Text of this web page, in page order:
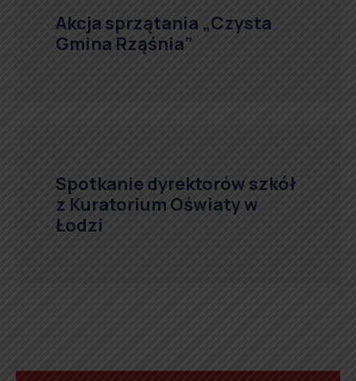
Akcja sprzątania „Czysta
Gmina Rząśnia”
Spotkanie dyrektorów szkół
z Kuratorium Oświaty w
Łodzi